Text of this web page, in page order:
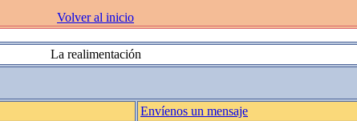
Volver al inicio
La realimentación
Envíenos un mensaje